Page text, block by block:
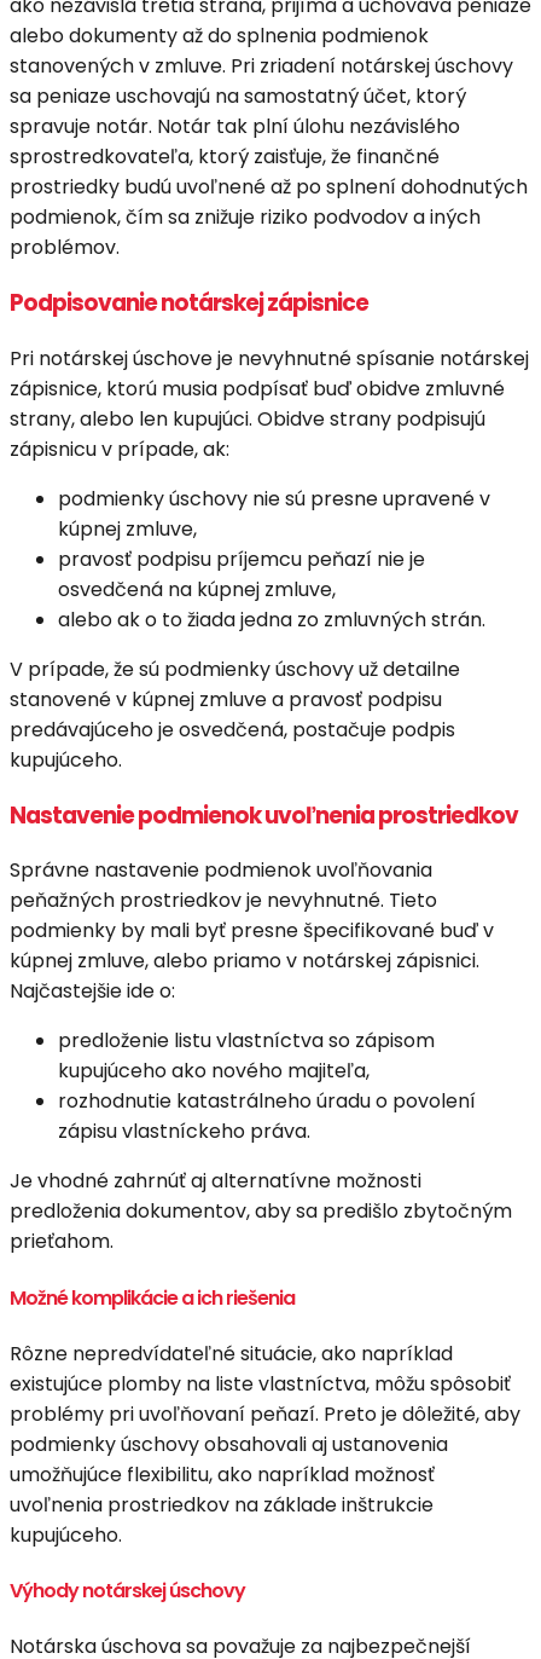
ako nezávislá tretia strana, prijíma a uchováva peniaze
alebo dokumenty až do splnenia podmienok
stanovených v zmluve. Pri zriadení notárskej úschovy
sa peniaze uschovajú na samostatný účet, ktorý
spravuje notár. Notár tak plní úlohu nezávislého
sprostredkovateľa, ktorý zaisťuje, že finančné
prostriedky budú uvoľnené až po splnení dohodnutých
podmienok, čím sa znižuje riziko podvodov a iných
problémov.
Podpisovanie notárskej zápisnice
Pri notárskej úschove je nevyhnutné spísanie notárskej
zápisnice, ktorú musia podpísať buď obidve zmluvné
strany, alebo len kupujúci. Obidve strany podpisujú
zápisnicu v prípade, ak:
podmienky úschovy nie sú presne upravené v
kúpnej zmluve,
pravosť podpisu príjemcu peňazí nie je
osvedčená na kúpnej zmluve,
alebo ak o to žiada jedna zo zmluvných strán.
V prípade, že sú podmienky úschovy už detailne
stanovené v kúpnej zmluve a pravosť podpisu
predávajúceho je osvedčená, postačuje podpis
kupujúceho.
Nastavenie podmienok uvoľnenia prostriedkov
Správne nastavenie podmienok uvoľňovania
peňažných prostriedkov je nevyhnutné. Tieto
podmienky by mali byť presne špecifikované buď v
kúpnej zmluve, alebo priamo v notárskej zápisnici.
Najčastejšie ide o:
predloženie listu vlastníctva so zápisom
kupujúceho ako nového majiteľa,
rozhodnutie katastrálneho úradu o povolení
zápisu vlastníckeho práva.
Je vhodné zahrnúť aj alternatívne možnosti
predloženia dokumentov, aby sa predišlo zbytočným
prieťahom.
Možné komplikácie a ich riešenia
Rôzne nepredvídateľné situácie, ako napríklad
existujúce plomby na liste vlastníctva, môžu spôsobiť
problémy pri uvoľňovaní peňazí. Preto je dôležité, aby
podmienky úschovy obsahovali aj ustanovenia
umožňujúce flexibilitu, ako napríklad možnosť
uvoľnenia prostriedkov na základe inštrukcie
kupujúceho.
Výhody notárskej úschovy
Notárska úschova sa považuje za najbezpečnejší